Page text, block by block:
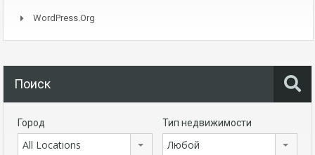
WordPress.org
Поиск
Город
All Locations
Тип недвижимости
Любой